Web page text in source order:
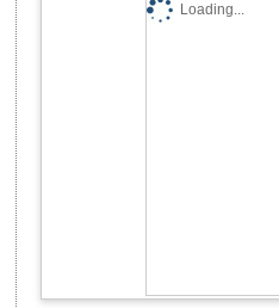
Loading...